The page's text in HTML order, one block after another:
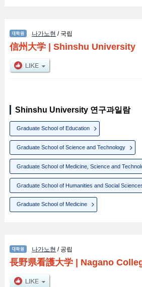
나가노현 / 국립
信州大学| Shinshu University
Shinshu University 연구과일람
Graduate School of Education
Graduate School of Science and Technology
Graduate School of Medicine, Science and
Graduate School of Humanities and Social
Graduate School of Medicine
나가노현 / 공립
長野県看護大学| Nagano